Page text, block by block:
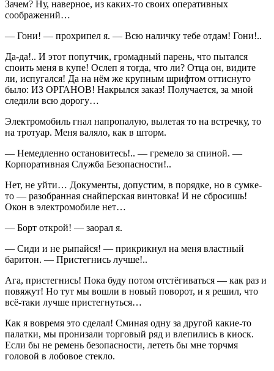
Зачем? Ну, наверное, из каких-то своих оперативных
соображений…
— Гони! — прохрипел я. — Всю наличку тебе отдам! Гони!..
Да-да!.. И этот попутчик, громадный парень, что пытался
споить меня в купе! Ослеп я тогда, что ли? Отца он, видите
ли, испугался! Да на нём же крупным шрифтом оттиснуто
было: ИЗ ОРГАНОВ! Накрылся заказ! Получается, за мной
следили всю дорогу…
Электромобиль гнал напропалую, вылетая то на встречку, то
на тротуар. Меня валяло, как в шторм.
— Немедленно остановитесь!.. — гремело за спиной. —
Корпоративная Служба Безопасности!..
Нет, не уйти… Документы, допустим, в порядке, но в сумке-
то — разобранная снайперская винтовка! И не сбросишь!
Окон в электромобиле нет…
— Борт открой! — заорал я.
— Сиди и не рыпайся! — прикрикнул на меня властный
баритон. — Пристегнись лучше!..
Ага, пристегнись! Пока буду потом отстёгиваться — как раз и
повяжут! Но тут мы вошли в новый поворот, и я решил, что
всё-таки лучше пристегнуться…
Как я вовремя это сделал! Сминая одну за другой какие-то
палатки, мы пронизали торговый ряд и влепились в киоск.
Если бы не ремень безопасности, лететь бы мне торчмя
головой в лобовое стекло.